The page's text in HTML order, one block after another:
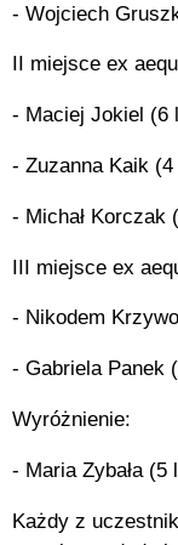
- Wojciech
II miejsce ex
- Maciej Jokiel (6
- Zuzanna Kaik (4
- Michał Korczak
III miejsce ex
- Nikodem
- Gabriela Panek
Wyróżnienie:
- Maria Zybała (5
Każdy z